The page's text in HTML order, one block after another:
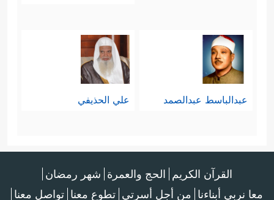
عبدالباسط عبدالصمد علي الحذيفي
القرآن الكريم الحج والعمرة شهر رمضان
معا نربي أبناءنا من أجل أسرتي تطوع معنا تواصل معنا